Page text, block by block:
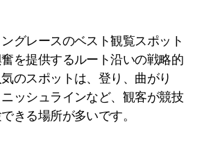
グレースのベスト観覧スポット
を提供するルート沿いの戦略的
のスポットは、登り、曲がり
ッシュラインなど、観客が競技
きる場所が多いです。